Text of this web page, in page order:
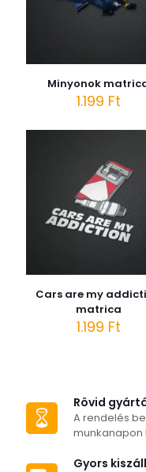
Minyonok
1.199 Ft
Cars are my
matrica
1.199 Ft
Rövid
A rendelés
munkanapon
Gyors